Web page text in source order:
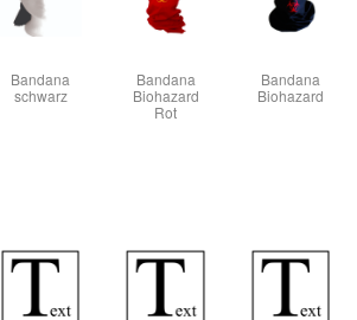
Bandana
schwarz
Bandana
Biohazard
Rot
Bandana
Biohazard